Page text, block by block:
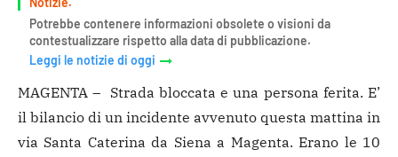
Potrebbe contenere informazioni obsolete o visioni da
contestualizzare rispetto alla data di pubblicazione.
Leggi le notizie di oggi
MAGENTA – Strada bloccata e una persona ferita. E’
il bilancio di un incidente avvenuto questa mattina in
via Santa Caterina da Siena a Magenta. Erano le 10